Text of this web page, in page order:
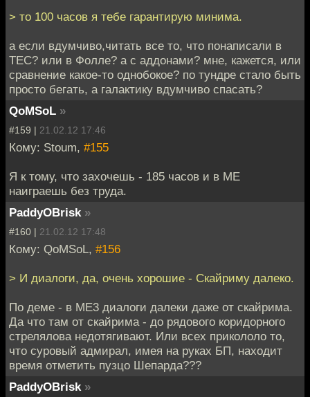
> то 100 часов я тебе гарантирую минима.
а если вдумчиво,читать все то, что понаписали в
ТЕС? или в Фолле? а с аддонами? мне, кажется, или
сравнение какое-то однобокое? по тундре стало быть
просто бегать, а галактику вдумчиво спасать?
QoMSoL »
#159 | 21.02.12 17:46
Кому: Stoum, #155
Я к тому, что захочешь - 185 часов и в МЕ
наиграешь без труда.
PaddyOBrisk »
#160 | 21.02.12 17:48
Кому: QoMSoL, #156
> И диалоги, да, очень хорошие - Скайриму далеко.
По деме - в МЕ3 диалоги далеки даже от скайрима.
Да что там от скайрима - до рядового коридорного
стрелялова недотягивают. Или всех прикололо то,
что суровый адмирал, имея на руках БП, находит
время отметить пузцо Шепарда???
PaddyOBrisk »